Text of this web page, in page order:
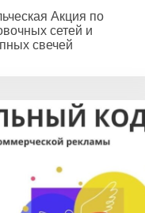
Акция по
сетей и
свечей